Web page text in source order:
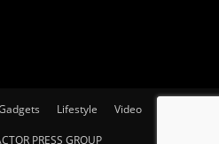
Lifestyle Video
PRESS GROUP